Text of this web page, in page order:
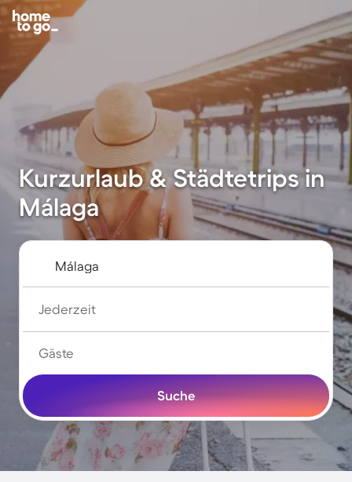
Kurzurlaub & Städtetrips in
Málaga
Jederzeit
Gäste
Suche